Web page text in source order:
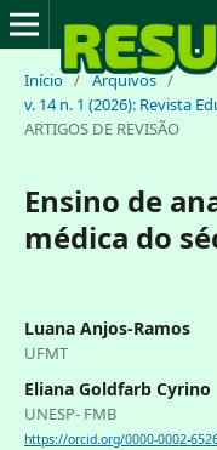
Início / Arquivos /
v. 14 n. 1 (2026): Revista
ARTIGOS DE REVISÃO
Ensino de
médica do
Luana Anjos-Ramos
UFMT
Eliana Goldfarb Cyrino
UNESP- FMB
https://orcid.org/0000-0002-